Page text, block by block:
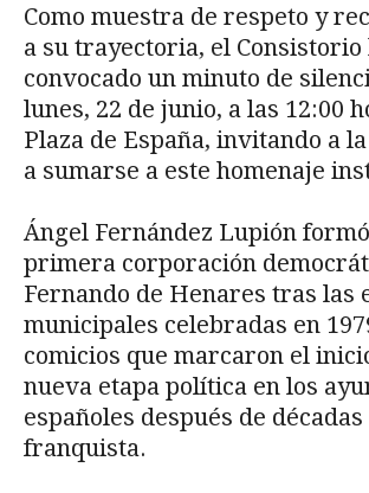
Como muestra de respeto y
a su trayectoria, el Consistorio
convocado un minuto de
lunes, 22 de junio, a las 12:00
Plaza de España, invitando a
a sumarse a este homenaje
Ángel Fernández Lupión
primera corporación
Fernando de Henares tras las
municipales celebradas en
comicios que marcaron el
nueva etapa política en los
españoles después de
franquista.